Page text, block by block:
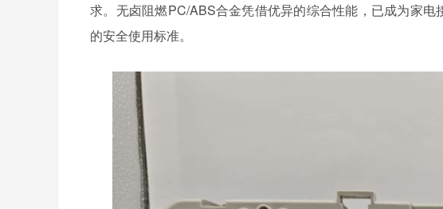
求。无卤阻燃PC/ABS合金凭借优异的综合性能，已成为家
的安全使用标准。